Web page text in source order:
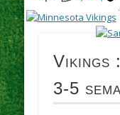
Vikings
3-5